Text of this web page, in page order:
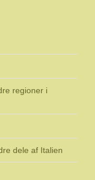
regioner i
dele af Italien